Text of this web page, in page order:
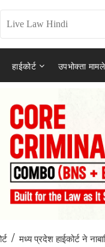
हाईकोर्ट उपभोक्ता मामले
/ मध्य प्रदेश हाईकोर्ट ने